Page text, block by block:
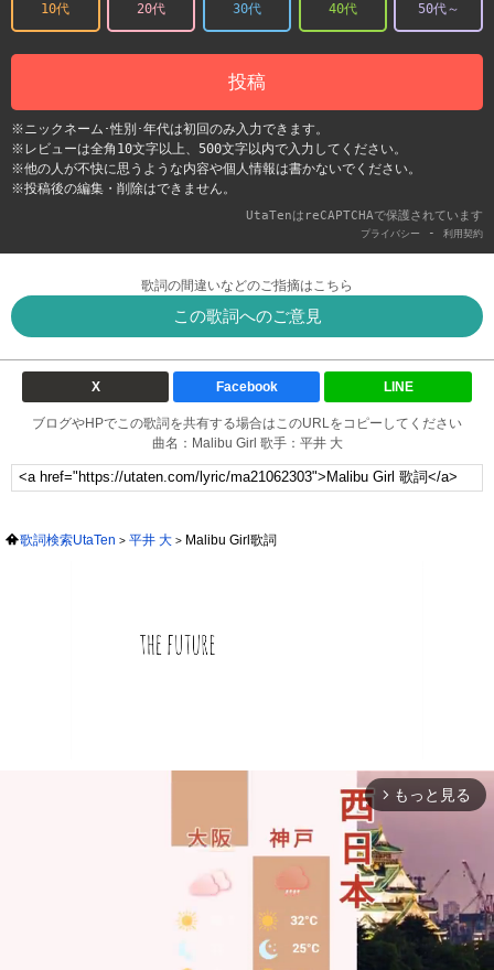
10代 20代 30代 40代 50代～
投稿
※ニックネーム･性別･年代は初回のみ入力できます。
※レビューは全角10文字以上、500文字以内で入力してください。
※他の人が不快に思うような内容や個人情報は書かないでください。
※投稿後の編集・削除はできません。
UtaTenはreCAPTCHAで保護されています
プライバシー - 利用契約
歌詞の間違いなどのご指摘はこちら
この歌詞へのご意見
X Facebook LINE
ブログやHPでこの歌詞を共有する場合はこのURLをコピーしてください
曲名：Malibu Girl 歌手：平井 大
歌詞検索UtaTen 平井 大 Malibu Girl歌詞
arrow_forward_ios もっと見る